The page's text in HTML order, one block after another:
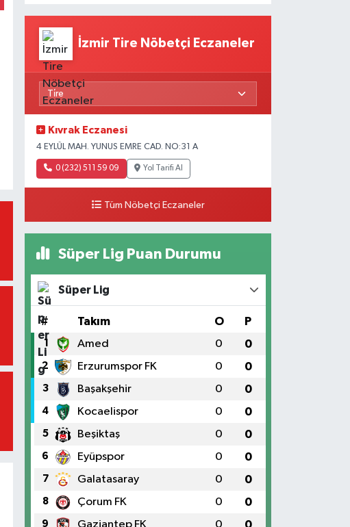
İzmir Tire Nöbetçi Eczaneler
Kıvrak Eczanesi
4 EYLÜL MAH. YUNUS EMRE CAD. NO:31 A
0 (232) 511 59 09 Yol Tarifi Al
Tüm Nöbetçi Eczaneler
Süper Lig Puan Durumu
Süper Lig
# Takım O P
1 Amed 0 0
2 Erzurumspor FK 0 0
3 Başakşehir 0 0
4 Kocaelispor 0 0
5 Beşiktaş 0 0
6 Eyüpspor 0 0
7 Galatasaray 0 0
8 Çorum FK 0 0
9